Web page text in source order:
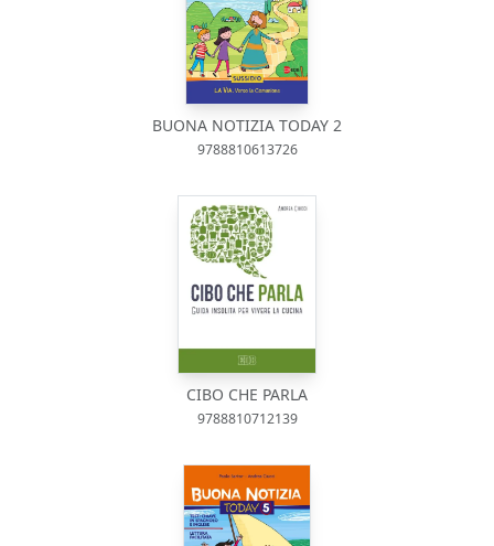
BUONA NOTIZIA TODAY 2
9788810613726
CIBO CHE PARLA
9788810712139